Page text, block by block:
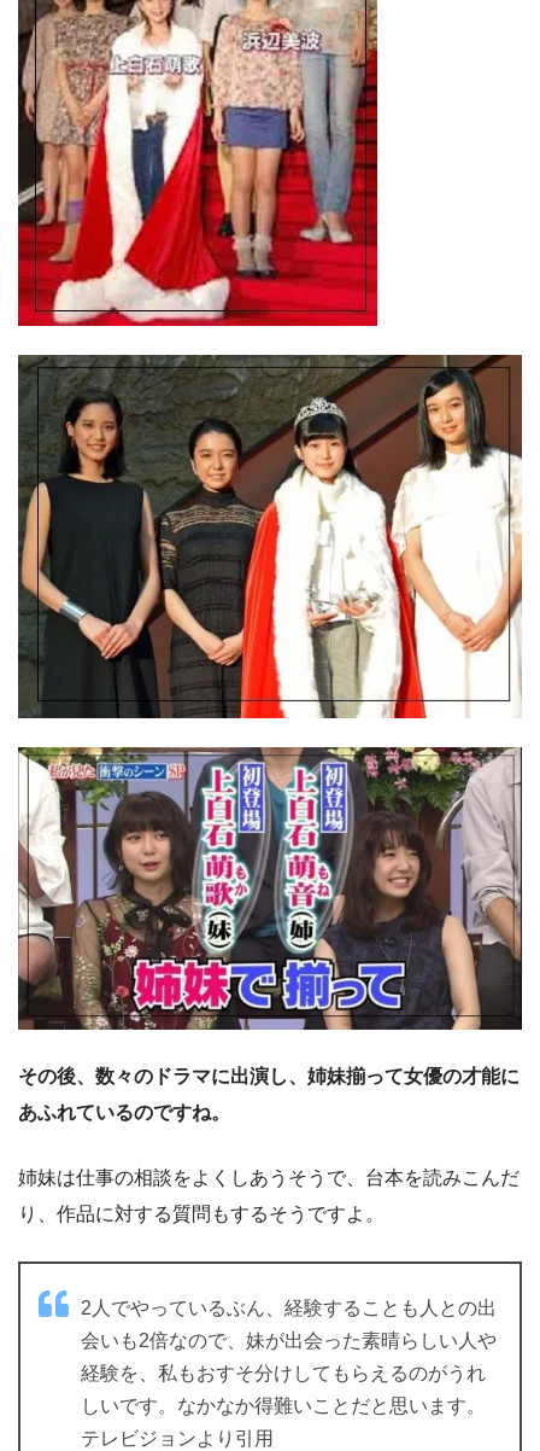
その後、数々のドラマに出演し、姉妹揃って女優の才能に
あふれているのですね。
姉妹は仕事の相談をよくしあうそうで、台本を読みこんだ
り、作品に対する質問もするそうですよ。
2人でやっているぶん、経験することも人との出
会いも2倍なので、妹が出会った素晴らしい人や
経験を、私もおすそ分けしてもらえるのがうれ
しいです。なかなか得難いことだと思います。
テレビジョンより引用